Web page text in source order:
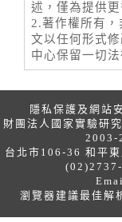
述，僅為提供
2.著作權所有，
文以任何形式
中心保留一切法
隱私保護及網站
財團法人國家實驗研
2003-
台北市106-36 和平
瀏覽器建議最佳解